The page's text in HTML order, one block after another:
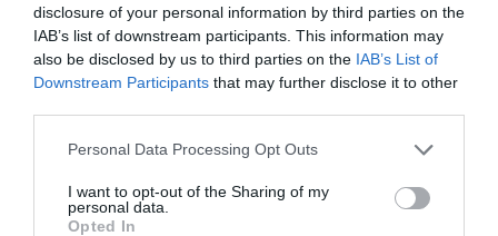
disclosure of your personal information by third parties on the
IAB’s list of downstream participants. This information may
also be disclosed by us to third parties on the IAB’s List of
Downstream Participants that may further disclose it to other
Personal Data Processing Opt Outs
I want to opt-out of the Sharing of my
personal data.
Opted In
“Πρέπει να ξεκινήσω μαθήματα υποκριτικής και
να βρω έναν τρόπο να αποστηθίζω καλύτερα,
μιας και δεν έχω καλή μνήμη. Αλλά ναι, στα
Όσκαρ – μια μέρα.”
by=bellahadid